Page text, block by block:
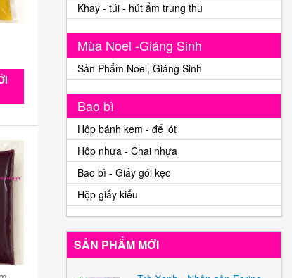
Khay - túi - hút ẩm trung thu
Mùa Noel -Giáng Sinh
Sản Phẩm Noel, Giáng Sinh
Bao bì
Hộp bánh kem - đế lót
Hộp nhựa - Chai nhựa
Bao bì - Giấy gói kẹo
Hộp giấy kiểu
SẢN PHẨM MỚI